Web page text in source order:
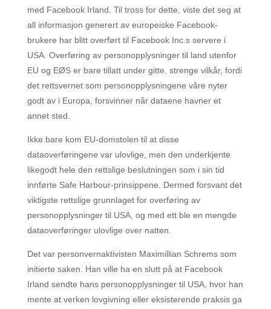
med Facebook Irland. Til tross for dette, viste det seg at
all informasjon generert av europeiske Facebook-
brukere har blitt overført til Facebook Inc.s servere i
USA. Overføring av personopplysninger til land utenfor
EU og EØS er bare tillatt under gitte, strenge vilkår, fordi
det rettsvernet som personopplysningene våre nyter
godt av i Europa, forsvinner når dataene havner et
annet sted.
Ikke bare kom EU-domstolen til at disse
dataoverføringene var ulovlige, men den underkjente
likegodt hele den rettslige beslutningen som i sin tid
innførte Safe Harbour-prinsippene. Dermed forsvant det
viktigste rettslige grunnlaget for overføring av
personopplysninger til USA, og med ett ble en mengde
dataoverføringer ulovlige over natten.
Det var personvernaktivisten Maximillian Schrems som
initierte saken. Han ville ha en slutt på at Facebook
Irland sendte hans personopplysninger til USA, hvor han
mente at verken lovgivning eller eksisterende praksis ga